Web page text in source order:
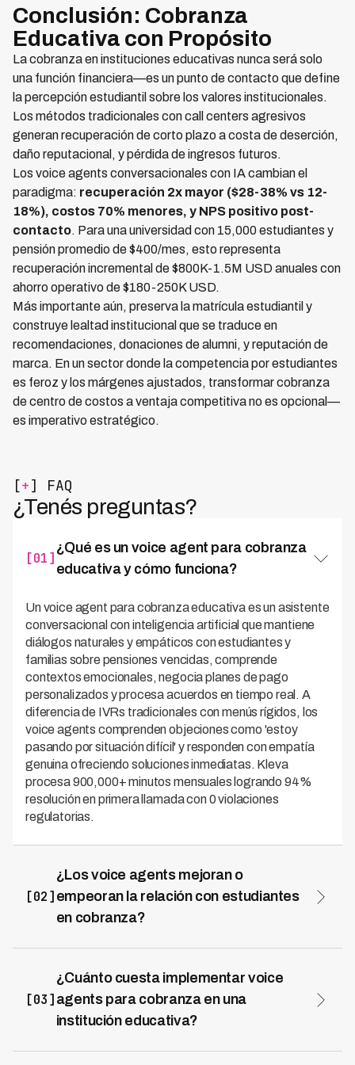
Conclusión: Cobranza
Educativa con Propósito
La cobranza en instituciones educativas nunca será solo
una función financiera—es un punto de contacto que define
la percepción estudiantil sobre los valores institucionales.
Los métodos tradicionales con call centers agresivos
generan recuperación de corto plazo a costa de deserción,
daño reputacional, y pérdida de ingresos futuros.
Los voice agents conversacionales con IA cambian el
paradigma: recuperación 2x mayor ($28-38% vs 12-
18%), costos 70% menores, y NPS positivo post-
contacto. Para una universidad con 15,000 estudiantes y
pensión promedio de $400/mes, esto representa
recuperación incremental de $800K-1.5M USD anuales con
ahorro operativo de $180-250K USD.
Más importante aún, preserva la matrícula estudiantil y
construye lealtad institucional que se traduce en
recomendaciones, donaciones de alumni, y reputación de
marca. En un sector donde la competencia por estudiantes
es feroz y los márgenes ajustados, transformar cobranza
de centro de costos a ventaja competitiva no es opcional—
es imperativo estratégico.
[+] FAQ
¿Tenés preguntas?
[01]
¿Qué es un voice agent para cobranza
educativa y cómo funciona?
Un voice agent para cobranza educativa es un asistente
conversacional con inteligencia artificial que mantiene
diálogos naturales y empáticos con estudiantes y
familias sobre pensiones vencidas, comprende
contextos emocionales, negocia planes de pago
personalizados y procesa acuerdos en tiempo real. A
diferencia de IVRs tradicionales con menús rígidos, los
voice agents comprenden objeciones como 'estoy
pasando por situación difícil' y responden con empatía
genuina ofreciendo soluciones inmediatas. Kleva
procesa 900,000+ minutos mensuales logrando 94%
resolución en primera llamada con 0 violaciones
regulatorias.
[02]
¿Los voice agents mejoran o
empeoran la relación con estudiantes
en cobranza?
+35 a +55 versus -15 a +10 con métodos tradicionales.
continúan matriculados versus 62% con cobranza
tradicional. Esto se debe a que los voice agents eliminan
[03]
¿Cuánto cuesta implementar voice
agents para cobranza en una
institución educativa?